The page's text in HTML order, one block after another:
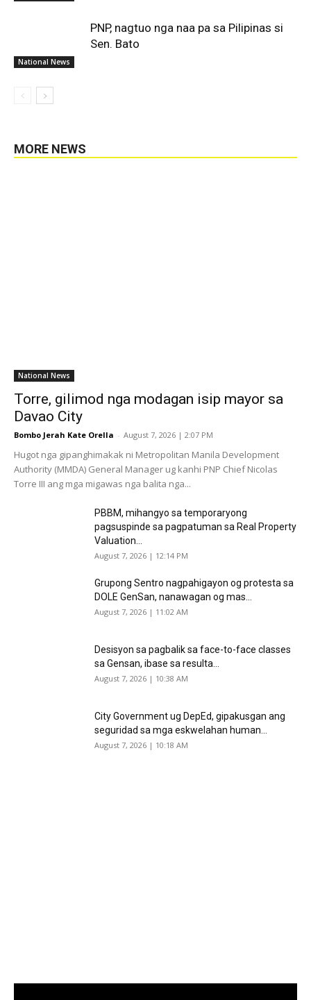
National News
PNP, nagtuo nga naa pa sa Pilipinas si
Sen. Bato
MORE NEWS
National News
Torre, gilimod nga modagan isip mayor sa
Davao City
Bombo Jerah Kate Orella - August 7, 2026 | 2:07 PM
Hugot nga gipanghimakak ni Metropolitan Manila Development
Authority (MMDA) General Manager ug kanhi PNP Chief Nicolas
Torre III ang mga migawas nga balita nga...
PBBM, mihangyo sa temporaryong
pagsuspinde sa pagpatuman sa Real Property
Valuation...
August 7, 2026 | 12:14 PM
Grupong Sentro nagpahigayon og protesta sa
DOLE GenSan, nanawagan og mas...
August 7, 2026 | 11:02 AM
Desisyon sa pagbalik sa face-to-face classes
sa Gensan, ibase sa resulta...
August 7, 2026 | 10:38 AM
City Government ug DepEd, gipakusgan ang
seguridad sa mga eskwelahan human...
August 7, 2026 | 10:18 AM